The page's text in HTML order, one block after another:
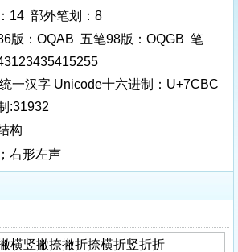
14 部外笔划：8
版：OQAB 五笔98版：OQGB 笔
一汉字 Unicode十六进制：U+7CBC
:31932
构
右形左声
横竖撇捺撇折捺横折竖折折